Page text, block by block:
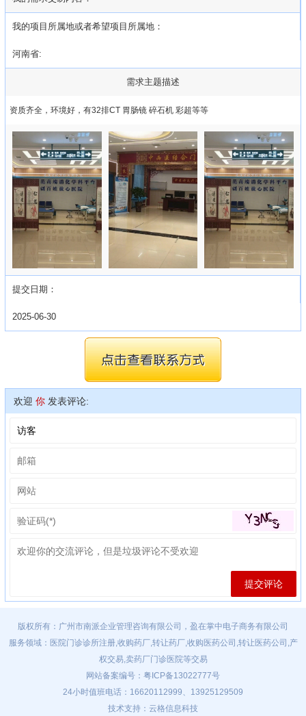
我的项目所属地或者希望项目所属地：
河南省:
需求主题描述
资质齐全，环境好，有32排CT 胃肠镜 碎石机 彩超等等
提交日期：
2025-06-30
欢迎 你 发表评论:
版权所有：广州市南派企业管理咨询有限公司，盈在掌中电子商务有限公司
服务领域：医院门诊诊所注册,收购药厂,转让药厂,收购医药公司,转让医药公司,产
权交易,卖药厂门诊医院等交易
网站备案编号： 粤ICP备13022777号
24小时值班电话：16620112999、13925129509
技术支持：云格信息科技